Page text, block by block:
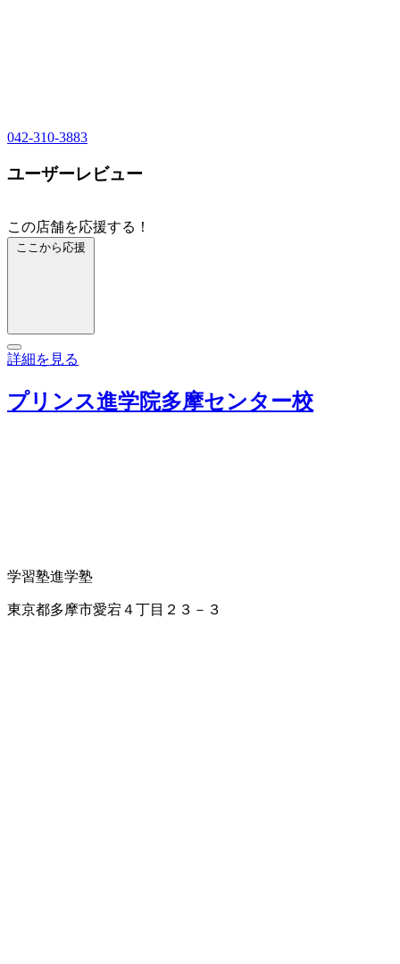
042-310-3883
ユーザーレビュー
この店舗を応援する！
ここから応援
詳細を見る
プリンス進学院多摩センター校
学習塾進学塾
東京都多摩市愛宕４丁目２３－３